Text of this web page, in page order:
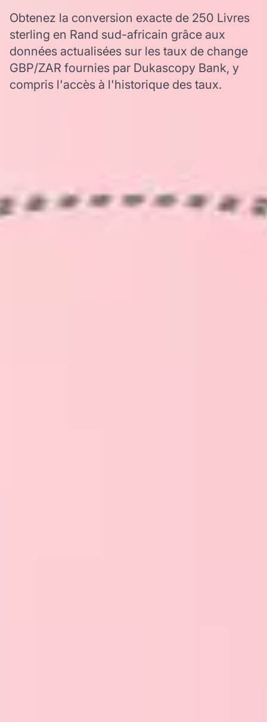
Obtenez la conversion exacte de 250 Livres
sterling en Rand sud-africain grâce aux
données actualisées sur les taux de change
GBP/ZAR fournies par Dukascopy Bank, y
compris l'accès à l'historique des taux.